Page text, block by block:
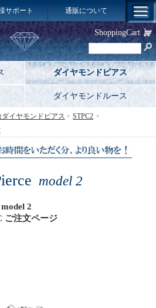
サポート 通販について
ダイヤモンドピアス
ダイヤモンドルース
model 2
2
ご注文ページ
ダイヤモンドピアス
STPC2
ShoppingCart